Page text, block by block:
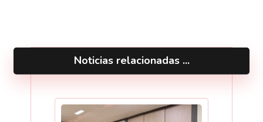
Noticias relacionadas ...